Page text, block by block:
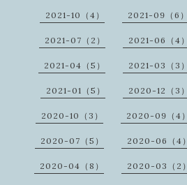
2021-10（4） 2021-09（6）
2021-07（2） 2021-06（4）
2021-04（5） 2021-03（3）
2021-01（5） 2020-12（3）
2020-10（3） 2020-09（4）
2020-07（5） 2020-06（4）
2020-04（8） 2020-03（2）